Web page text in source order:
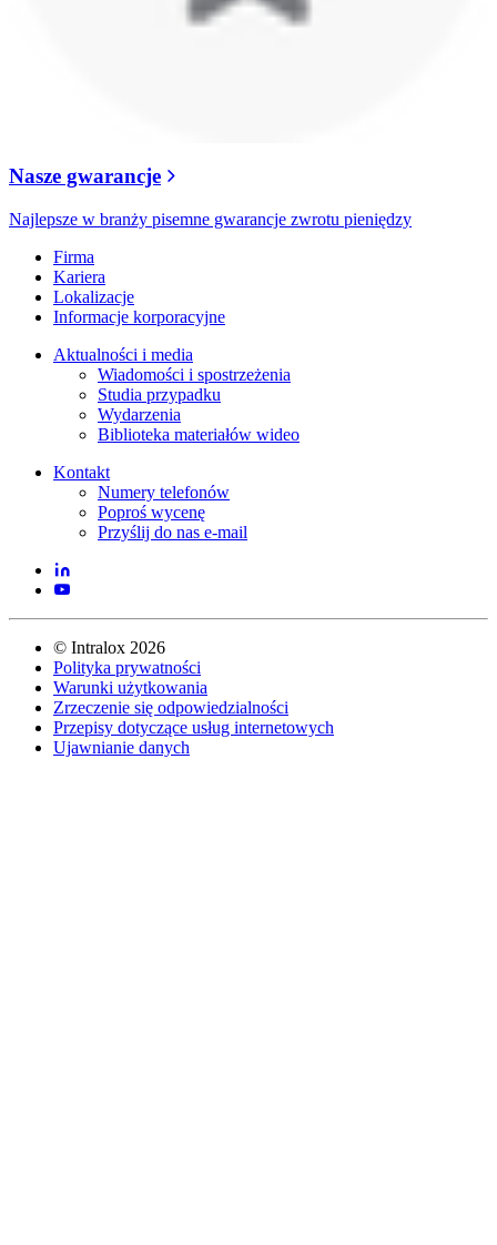
Nasze gwarancje
Najlepsze w branży pisemne gwarancje zwrotu pieniędzy
Firma
Kariera
Lokalizacje
Informacje korporacyjne
Aktualności i media
Wiadomości i spostrzeżenia
Studia przypadku
Wydarzenia
Biblioteka materiałów wideo
Kontakt
Numery telefonów
Poproś wycenę
Przyślij do nas e-mail
© Intralox 2026
Polityka prywatności
Warunki użytkowania
Zrzeczenie się odpowiedzialności
Przepisy dotyczące usług internetowych
Ujawnianie danych